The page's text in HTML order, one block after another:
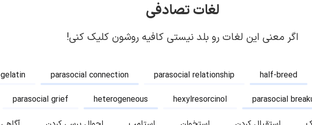
لغات تصادفی
اگر معنی این لغات رو بلد نیستی کافیه روشون کلیک کنی!
gelatin parasocial connection parasocial relationship half-breed
parasocial grief heterogeneous hexylresorcinol parasocial